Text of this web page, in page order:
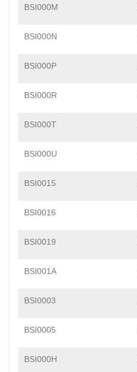
BSI000M
BSI000N
BSI000P
BSI000R
BSI000T
BSI000U
BSI0015
BSI0016
BSI0019
BSI001A
BSI0003
BSI0005
BSI000H